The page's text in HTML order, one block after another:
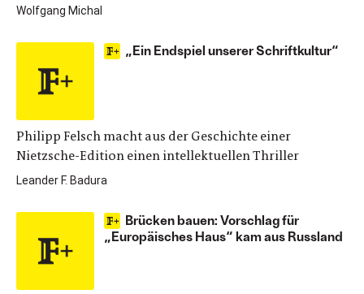
Wolfgang Michal
„Ein Endspiel unserer Schriftkultur“
Philipp Felsch macht aus der Geschichte einer
Nietzsche-Edition einen intellektuellen Thriller
Leander F. Badura
Brücken bauen: Vorschlag für
„Europäisches Haus“ kam aus Russland